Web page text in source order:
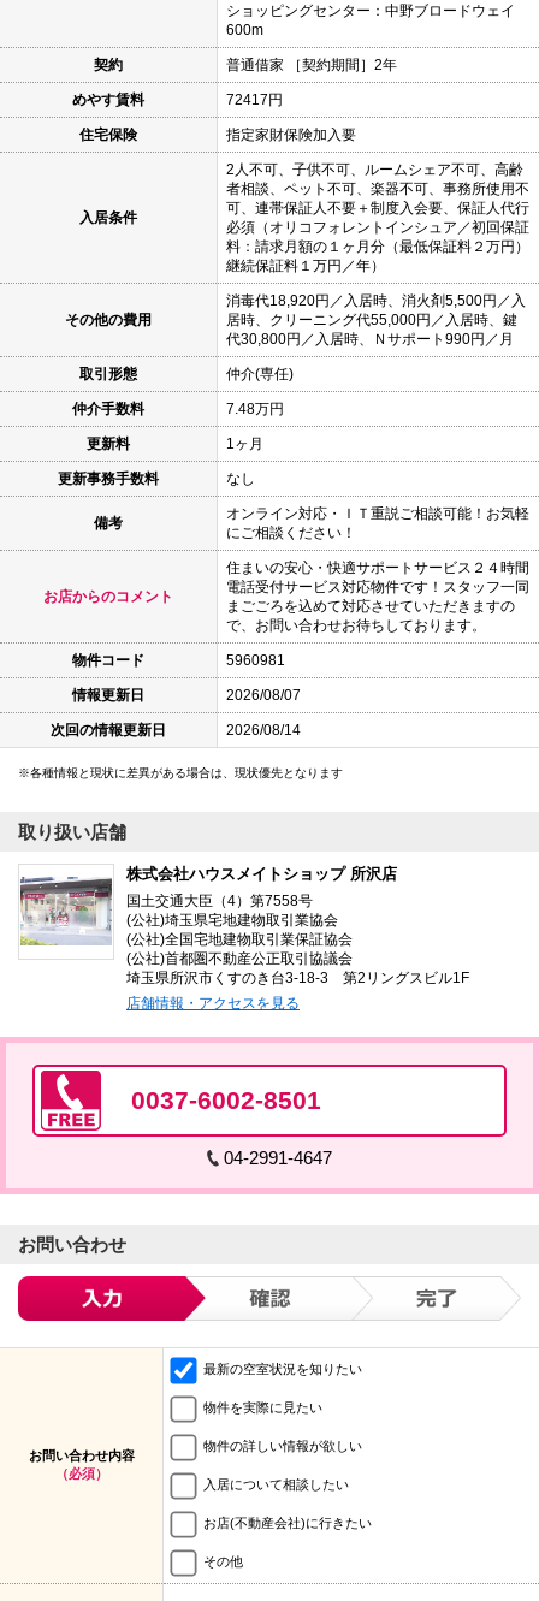
ショッピングセンター：中野ブロードウェイ
600m
契約 普通借家 ［契約期間］2年
めやす賃料 72417円
住宅保険 指定家財保険加入要
入居条件
2人不可、子供不可、ルームシェア不可、高齢
者相談、ペット不可、楽器不可、事務所使用不
可、連帯保証人不要＋制度入会要、保証人代行
必須（オリコフォレントインシュア／初回保証
料：請求月額の１ヶ月分（最低保証料２万円）
継続保証料１万円／年）
その他の費用
消毒代18,920円／入居時、消火剤5,500円／入
居時、クリーニング代55,000円／入居時、鍵
代30,800円／入居時、Ｎサポート990円／月
取引形態 仲介(専任)
仲介手数料 7.48万円
更新料 1ヶ月
更新事務手数料 なし
備考
オンライン対応・ＩＴ重説ご相談可能！お気軽
にご相談ください！
お店からのコメント
住まいの安心・快適サポートサービス２４時間
電話受付サービス対応物件です！スタッフ一同
まごごろを込めて対応させていただきますの
で、お問い合わせお待ちしております。
物件コード 5960981
情報更新日 2026/08/07
次回の情報更新日 2026/08/14
各種情報と現状に差異がある場合は、現状優先となります
取り扱い店舗
株式会社ハウスメイトショップ 所沢店
国土交通大臣（4）第7558号
(公社)埼玉県宅地建物取引業協会
(公社)全国宅地建物取引業保証協会
(公社)首都圏不動産公正取引協議会
埼玉県所沢市くすのき台3-18-3 第2リングスビル1F
店舗情報・アクセスを見る
0037-6002-8501
04-2991-4647
お問い合わせ
お問い合わせ内容
（必須）
最新の空室状況を知りたい
物件を実際に見たい
物件の詳しい情報が欲しい
入居について相談したい
お店(不動産会社)に行きたい
その他